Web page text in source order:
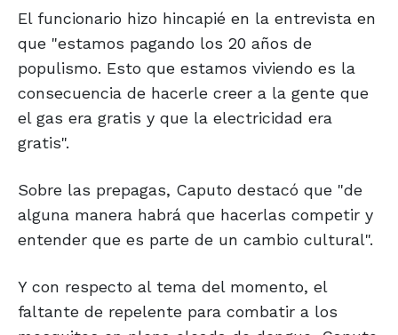
El funcionario hizo hincapié en la entrevista en
que "estamos pagando los 20 años de
populismo. Esto que estamos viviendo es la
consecuencia de hacerle creer a la gente que
el gas era gratis y que la electricidad era
gratis".
Sobre las prepagas, Caputo destacó que "de
alguna manera habrá que hacerlas competir y
entender que es parte de un cambio cultural".
Y con respecto al tema del momento, el
faltante de repelente para combatir a los